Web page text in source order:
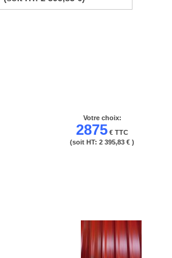
Votre choix:
2875 € TTC
(soit HT: 2 395,83 € )